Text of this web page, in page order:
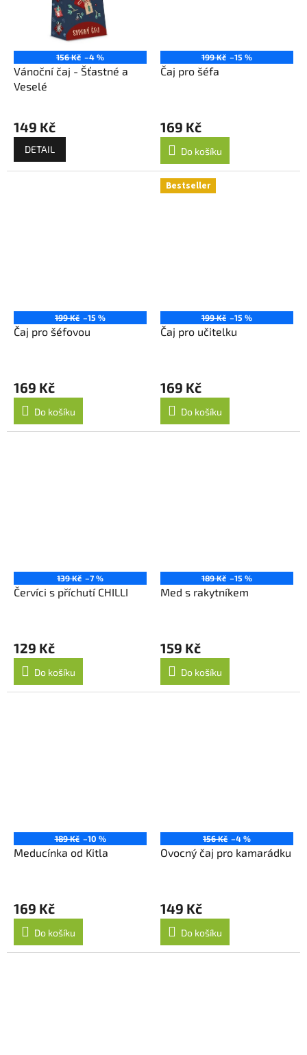
156 Kč –4 %
Vánoční čaj - Šťastné a
Veselé
149 Kč
DETAIL
199 Kč –15 %
Čaj pro šéfa
169 Kč
Do košíku
199 Kč –15 %
Čaj pro šéfovou
169 Kč
Do košíku
Bestseller
199 Kč –15 %
Čaj pro učitelku
169 Kč
Do košíku
139 Kč –7 %
Červíci s příchutí CHILLI
129 Kč
Do košíku
189 Kč –15 %
Med s rakytníkem
159 Kč
Do košíku
189 Kč –10 %
Meducínka od Kitla
169 Kč
Do košíku
156 Kč –4 %
Ovocný čaj pro kamarádku
149 Kč
Do košíku